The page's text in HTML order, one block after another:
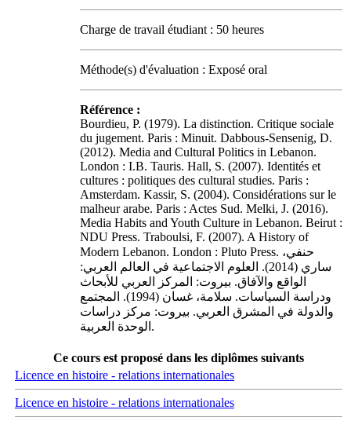
Charge de travail étudiant : 50 heures
Méthode(s) d'évaluation : Exposé oral
Référence :
Bourdieu, P. (1979). La distinction. Critique sociale
du jugement. Paris : Minuit. Dabbous-Sensenig, D.
(2012). Media and Cultural Politics in Lebanon.
London : I.B. Tauris. Hall, S. (2007). Identités et
cultures : politiques des cultural studies. Paris :
Amsterdam. Kassir, S. (2004). Considérations sur le
malheur arabe. Paris : Actes Sud. Melki, J. (2016).
Media Habits and Youth Culture in Lebanon. Beirut :
NDU Press. Traboulsi, F. (2007). A History of
Modern Lebanon. London : Pluto Press. حنفي،
ساري (2014). العلوم الاجتماعية في العالم العربي:
الواقع والآفاق. بيروت: المركز العربي للأبحاث
ودراسة السياسات. سلامة، غسان (1994). المجتمع
والدولة في المشرق العربي. بيروت: مركز دراسات
الوحدة العربية.
Ce cours est proposé dans les diplômes suivants
Licence en histoire - relations internationales
Licence en histoire - relations internationales